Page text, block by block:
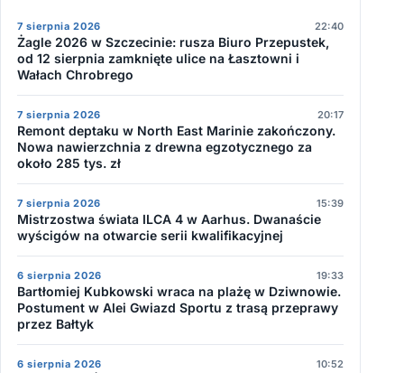
7 sierpnia 2026 22:40
Żagle 2026 w Szczecinie: rusza Biuro Przepustek,
od 12 sierpnia zamknięte ulice na Łasztowni i
Wałach Chrobrego
7 sierpnia 2026 20:17
Remont deptaku w North East Marinie zakończony.
Nowa nawierzchnia z drewna egzotycznego za
około 285 tys. zł
7 sierpnia 2026 15:39
Mistrzostwa świata ILCA 4 w Aarhus. Dwanaście
wyścigów na otwarcie serii kwalifikacyjnej
6 sierpnia 2026 19:33
Bartłomiej Kubkowski wraca na plażę w Dziwnowie.
Postument w Alei Gwiazd Sportu z trasą przeprawy
przez Bałtyk
6 sierpnia 2026 10:52